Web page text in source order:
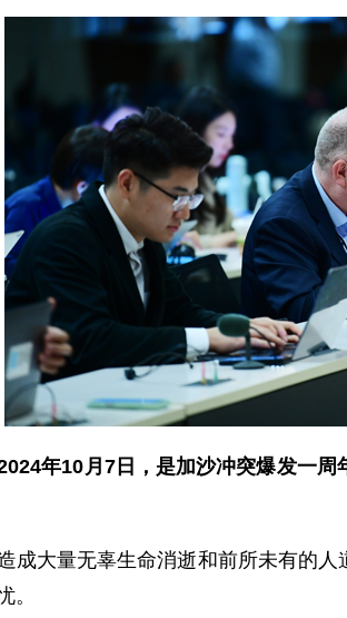
年10月7日，是加沙冲突爆发一
成大量无辜生命消逝和前所未有的
。